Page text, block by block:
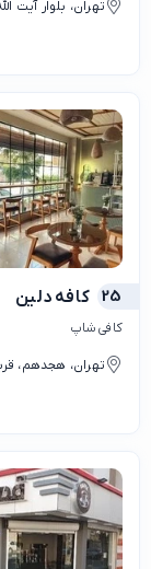
تهران، بلوار آیت
25 کافه دلین
کافی شاپ
تهران، هجدهم،